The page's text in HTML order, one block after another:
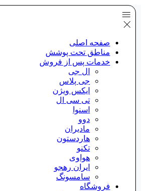
صفحه اصلی
مناطق تحت پوشش
خدمات پس از فروش
ال جی
جی پلاس
ایکس ویژن
تی سی ال
اسنوا
دوو
مادیران
هاردستون
تکنو
هواوی
ایران رهجو
سامسونگ
فروشگاه